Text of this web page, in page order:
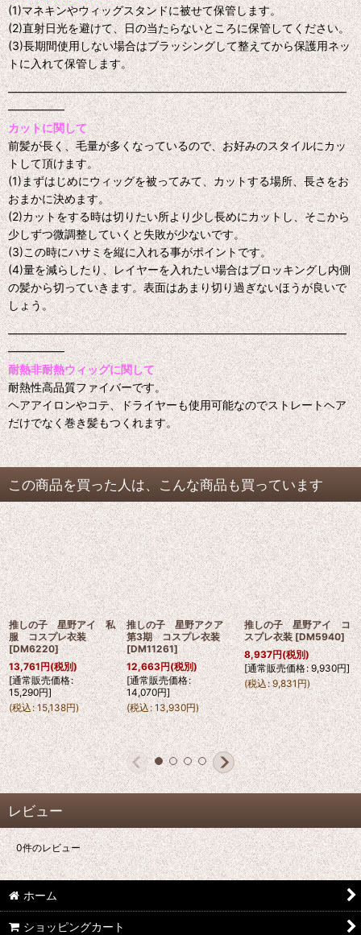
(1)マネキンやウィッグスタンドに被せて保管します。
(2)直射日光を避けて、日の当たらないところに保管してください。
(3)長期間使用しない場合はブラッシングして整えてから保護用ネッ
トに入れて保管します。
━━━━━━━━━━━━━━━━━━━━━━━━━━━━━━
━━━━━
カットに関して
前髪が長く、毛量が多くなっているので、お好みのスタイルにカッ
トして頂けます。
(1)まずはじめにウィッグを被ってみて、カットする場所、長さをお
おまかに決めます。
(2)カットをする時は切りたい所より少し長めにカットし、そこから
少しずつ微調整していくと失敗が少ないです。
(3)この時にハサミを縦に入れる事がポイントです。
(4)量を減らしたり、レイヤーを入れたい場合はブロッキングし内側
の髪から切っていきます。表面はあまり切り過ぎないほうが良いで
しょう。
━━━━━━━━━━━━━━━━━━━━━━━━━━━━━━
━━━━━
耐熱非耐熱ウィッグに関して
耐熱性高品質ファイバーです。
ヘアアイロンやコテ、ドライヤーも使用可能なのでストレートヘア
だけでなく巻き髪もつくれます。
この商品を買った人は、こんな商品も買っています
推しの子 星野アイ 私
服 コスプレ衣装
[DM6220]
13,761円(税別)
[通常販売価格:
15,290円]
(税込: 15,138円)
推しの子 星野アクア
第3期 コスプレ衣装
[DM11261]
12,663円(税別)
[通常販売価格:
14,070円]
(税込: 13,930円)
推しの子 星野アイ コ
スプレ衣装 [DM5940]
8,937円(税別)
[通常販売価格: 9,930円]
(税込: 9,831 円)
レビュー
0件のレビュー
ホーム
ショッピングカート